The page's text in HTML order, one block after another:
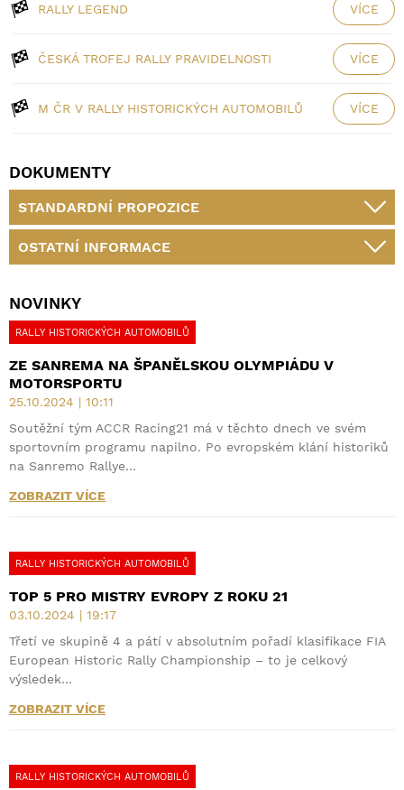
RALLY LEGEND VÍCE
ČESKÁ TROFEJ RALLY PRAVIDELNOSTI VÍCE
M ČR V RALLY HISTORICKÝCH AUTOMOBILŮ VÍCE
DOKUMENTY
STANDARDNÍ PROPOZICE
OSTATNÍ INFORMACE
NOVINKY
RALLY HISTORICKÝCH AUTOMOBILŮ
ZE SANREMA NA ŠPANĚLSKOU OLYMPIÁDU V
MOTORSPORTU
25.10.2024 | 10:11
Soutěžní tým ACCR Racing21 má v těchto dnech ve svém
sportovním programu napilno. Po evropském klání historiků
na Sanremo Rallye…
ZOBRAZIT VÍCE
RALLY HISTORICKÝCH AUTOMOBILŮ
TOP 5 PRO MISTRY EVROPY Z ROKU 21
03.10.2024 | 19:17
Třetí ve skupině 4 a pátí v absolutním pořadí klasifikace FIA
European Historic Rally Championship – to je celkový
výsledek…
ZOBRAZIT VÍCE
RALLY HISTORICKÝCH AUTOMOBILŮ